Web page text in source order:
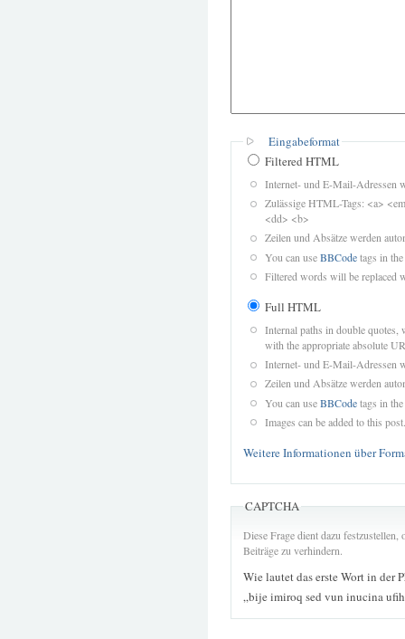
Eingabeformat
Filtered HTML
Internet- und E-Mail-Adressen
Zulässige HTML-Tags: <a>
<dd> <b>
Zeilen und Absätze werden
You can useBBCodetags in
Filtered words will be replaced
Full HTML
Internal paths in double quotes,
with the appropriate absolute
Internet- und E-Mail-Adressen
Zeilen und Absätze werden
You can useBBCodetags in
Images can be added to this post.
Weitere Informationen über
CAPTCHA
Diese Frage dient dazu
Beiträge zu verhindern.
Wie lautet das erste Wort in der
„bije imiroq sed vun inucina